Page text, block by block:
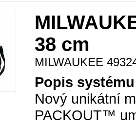
38 cm
MILWAUKEE
Popis
Nový unikátní
PACKOUT™